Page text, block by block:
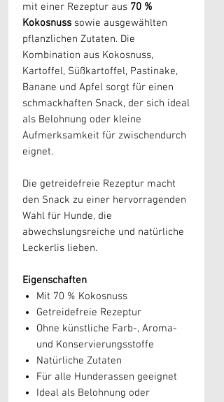
mit einer Rezeptur aus 70 %
Kokosnuss sowie ausgewählten
pflanzlichen Zutaten. Die
Kombination aus Kokosnuss,
Kartoffel, Süßkartoffel, Pastinake,
Banane und Apfel sorgt für einen
schmackhaften Snack, der sich ideal
als Belohnung oder kleine
Aufmerksamkeit für zwischendurch
eignet.
Die getreidefreie Rezeptur macht
den Snack zu einer hervorragenden
Wahl für Hunde, die
abwechslungsreiche und natürliche
Leckerlis lieben.
Eigenschaften
Mit 70 % Kokosnuss
Getreidefreie Rezeptur
Ohne künstliche Farb-, Aroma-
und Konservierungsstoffe
Natürliche Zutaten
Für alle Hunderassen geeignet
Ideal als Belohnung oder